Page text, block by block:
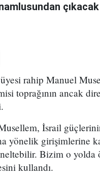
rahip Manuel
toprağının ancak
İsrail
yönelik girişimlerine
Bizim o yolda
kullandı.